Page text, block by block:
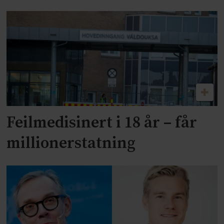
Feilmedisinert i 18 år – får
millionerstatning